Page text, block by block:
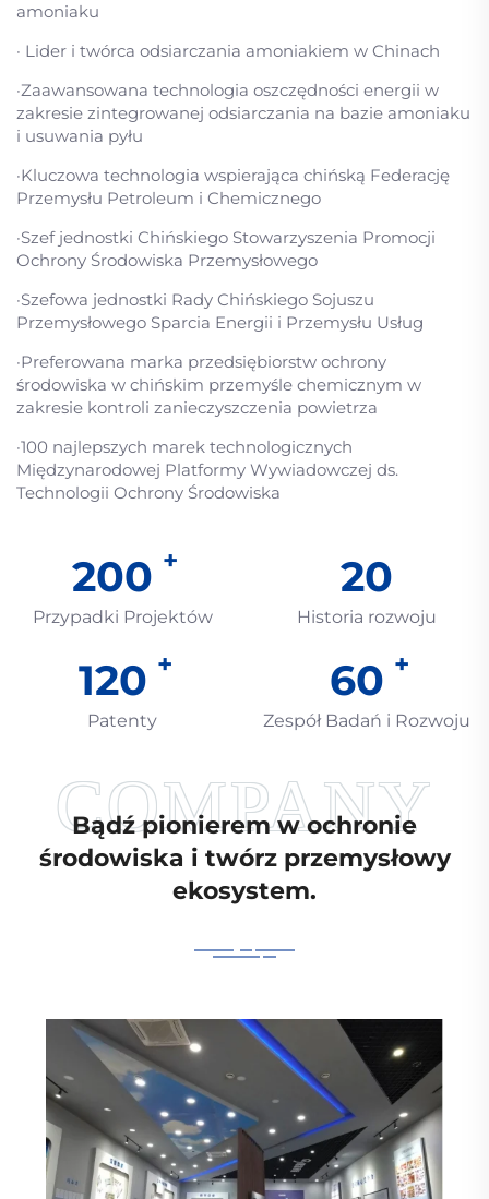
amoniaku
· Lider i twórca odsiarczania amoniakiem w Chinach
·Zaawansowana technologia oszczędności energii w
zakresie zintegrowanej odsiarczania na bazie amoniaku
i usuwania pyłu
·Kluczowa technologia wspierająca chińską Federację
Przemysłu Petroleum i Chemicznego
·Szef jednostki Chińskiego Stowarzyszenia Promocji
Ochrony Środowiska Przemysłowego
·Szefowa jednostki Rady Chińskiego Sojuszu
Przemysłowego Sparcia Energii i Przemysłu Usług
·Preferowana marka przedsiębiorstw ochrony
środowiska w chińskim przemyśle chemicznym w
zakresie kontroli zanieczyszczenia powietrza
·100 najlepszych marek technologicznych
Międzynarodowej Platformy Wywiadowczej ds.
Technologii Ochrony Środowiska
200
Przypadki Projektów
20
Historia rozwoju
120
Patenty
60
Zespół Badań i Rozwoju
Bądź pionierem w ochronie
środowiska i twórz przemysłowy
ekosystem.